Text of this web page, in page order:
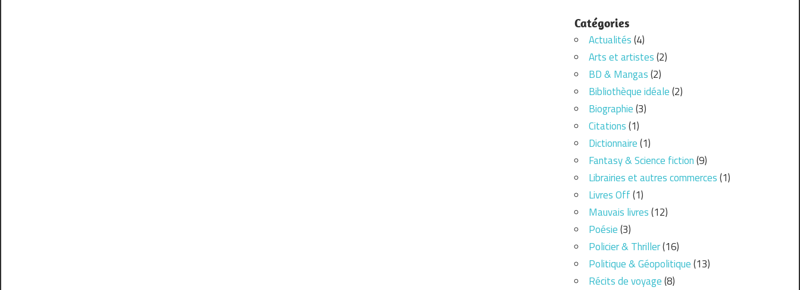
Catégories
Actualités(4)
Arts et artistes(2)
BD & Mangas(2)
Bibliothèque idéale(2)
Biographie(3)
Citations(1)
Dictionnaire(1)
Fantasy & Science fiction(9)
Librairies et autres commerces(1)
Livres Off(1)
Mauvais livres(12)
Poésie(3)
Policier & Thriller(16)
Politique & Géopolitique(13)
Récits de voyage(8)